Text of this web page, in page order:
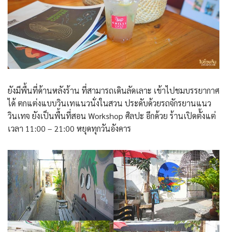
ยังมีพื้นที่ด้านหลังร้าน ที่สามารถเดินลัดเลาะ เข้าไปชมบรรยากาศ
ได้ ตกแต่งแบบวินเทแนวนั่งในสวน ประดับด้วยรถจักรยานแนว
วินเทจ ยังเป็นพื้นที่สอน Workshop ศิลปะ อีกด้วย ร้านเปิดตั้งแต่
เวลา 11:00 – 21:00 หยุดทุกวันอังคาร